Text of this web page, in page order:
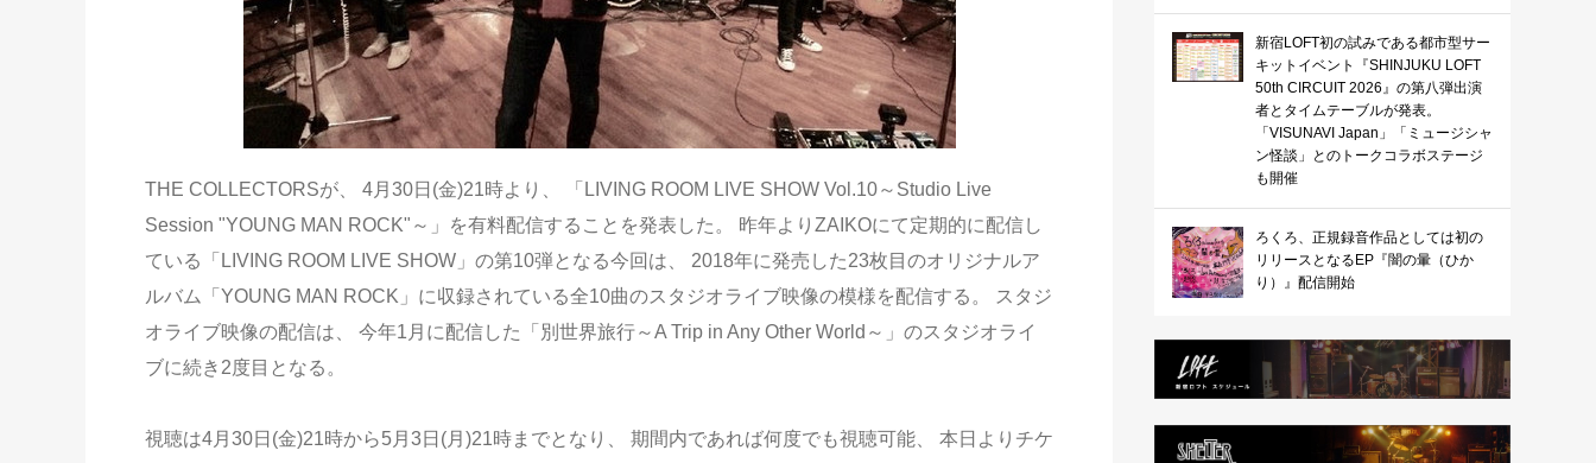
THE COLLECTORSが、 4月30日(金)21時より、 「LIVING ROOM LIVE SHOW Vol.10～Studio Live
Session "YOUNG MAN ROCK"～」を有料配信することを発表した。 昨年よりZAIKOにて定期的に配信し
ている「LIVING ROOM LIVE SHOW」の第10弾となる今回は、 2018年に発売した23枚目のオリジナルア
ルバム「YOUNG MAN ROCK」に収録されている全10曲のスタジオライブ映像の模様を配信する。 スタジ
オライブ映像の配信は、 今年1月に配信した「別世界旅行～A Trip in Any Other World～」のスタジオライ
ブに続き2度目となる。
視聴は4月30日(金)21時から5月3日(月)21時までとなり、 期間内であれば何度でも視聴可能、 本日よりチケ
新宿LOFT初の試みである都市型サー
キットイベント『SHINJUKU LOFT
50th CIRCUIT 2026』の第八弾出演
者とタイムテーブルが発表。
「VISUNAVI Japan」「ミュージシャ
ン怪談」とのトークコラボステージ
も開催
ろくろ、正規録音作品としては初の
リリースとなるEP『闇の暈（ひか
り）』配信開始